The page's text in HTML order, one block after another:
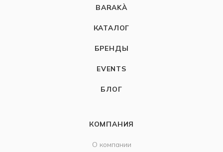
BARAKÀ
КАТАЛОГ
БРЕНДЫ
EVENTS
БЛОГ
КОМПАНИЯ
О компании